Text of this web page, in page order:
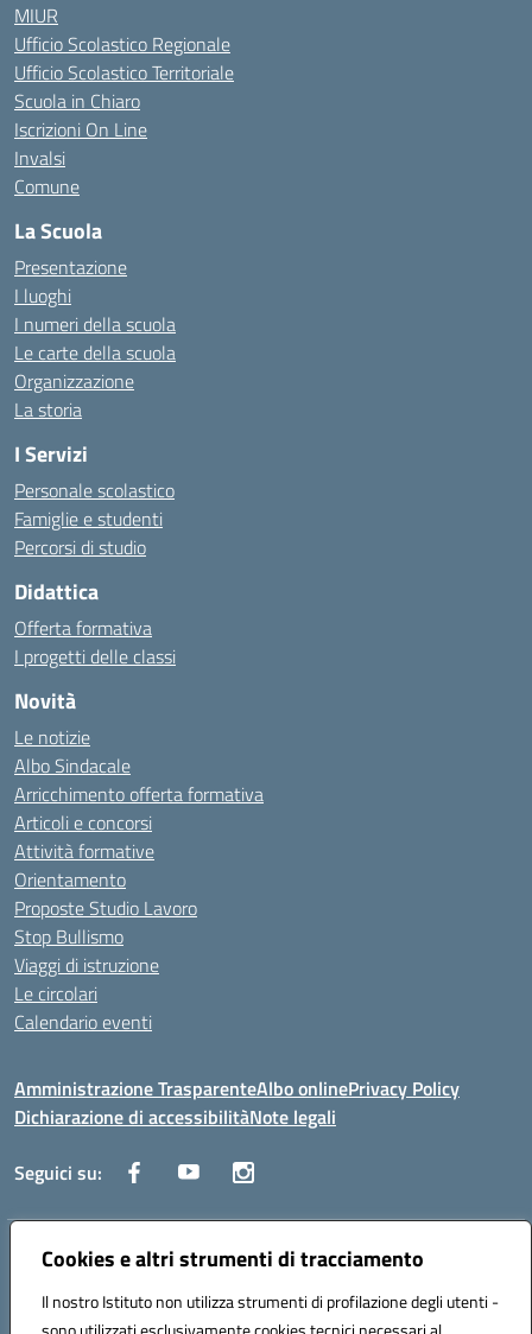
Cookies e altri strumenti di tracciamento
Il nostro Istituto non utilizza strumenti di profilazione degli utenti -
MIUR
Ufficio Scolastico Regionale
Ufficio Scolastico Territoriale
Scuola in Chiaro
Iscrizioni On Line
Invalsi
Comune
La Scuola
Presentazione
I luoghi
I numeri della scuola
Le carte della scuola
Organizzazione
La storia
I Servizi
Personale scolastico
Famiglie e studenti
Percorsi di studio
Didattica
Offerta formativa
I progetti delle classi
Novità
Le notizie
Albo Sindacale
Arricchimento offerta formativa
Articoli e concorsi
Attività formative
Orientamento
Proposte Studio Lavoro
Stop Bullismo
Viaggi di istruzione
Le circolari
Calendario eventi
Amministrazione TrasparenteAlbo onlinePrivacy Policy
Dichiarazione di accessibilitàNote legali
Seguici su:
Indirizzo:Corso Fornari, 1 - 70056 Molfetta
Posta elettronica certificata (PEC):BARH04000D@pec.istruzione.it